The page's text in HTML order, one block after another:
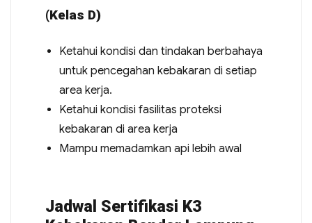
(Kelas D)
Ketahui kondisi dan tindakan berbahaya
untuk pencegahan kebakaran di setiap
area kerja.
Ketahui kondisi fasilitas proteksi
kebakaran di area kerja
Mampu memadamkan api lebih awal
Jadwal Sertifikasi K3